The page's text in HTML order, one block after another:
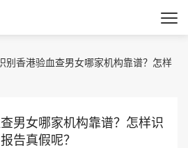
别香港验血查男女哪家机构靠谱？怎样
男女哪家机构靠谱？怎样识
告真假呢？